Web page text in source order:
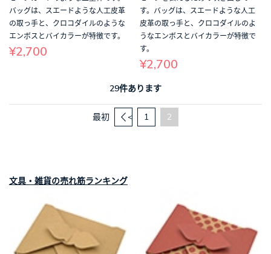
バッグは、スエードような人工皮革
の取っ手と、クロコダイルのような
エンボスとバイカラーが特徴です。
¥2,700
す。バッグは、スエードような人工
皮革の取っ手と、クロコダイルのよ
うなエンボスとバイカラーが特徴で
す。
¥2,700
29件あります
最初 < 1 2
文具・雑貨の売れ筋ランキング